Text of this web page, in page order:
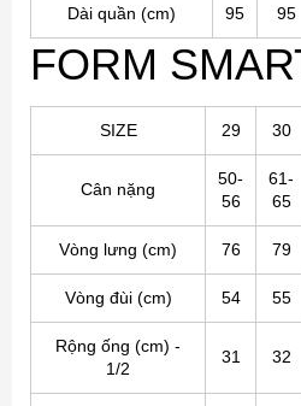
Dài quần (cm) 95 95
FORM
SIZE 29 30
Cân nặng
50-
56
61-
65
Vòng lưng (cm) 76 79
Vòng đùi (cm) 54 55
Rộng ống (cm) -
1/2
31 32